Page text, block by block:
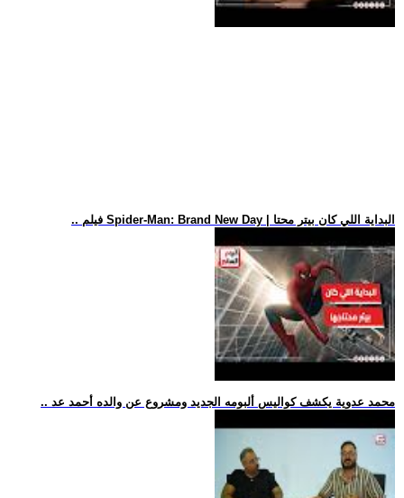
.. فيلم Spider-Man: Brand New Day | البداية اللي كان بيتر محتا
.. محمد عدوية يكشف كواليس ألبومه الجديد ومشروع عن والده أحمد عد